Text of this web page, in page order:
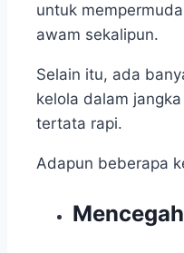
untuk
awam sekalipun.
Selain itu, ada
kelola dalam
tertata rapi.
Adapun beberapa